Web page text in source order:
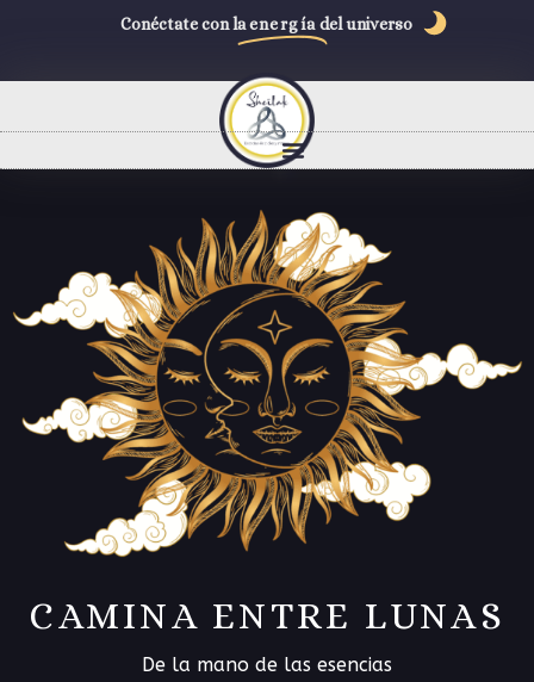
Conéctate con la energía del universo
CAMINA ENTRE LUNAS
De la mano de las esencias